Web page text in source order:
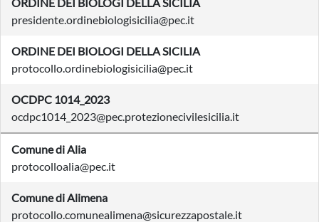
presidente.ordinebiologisicilia@pec.it
ORDINE DEI BIOLOGI DELLA SICILIA
protocollo.ordinebiologisicilia@pec.it
OCDPC 1014_2023
ocdpc1014_2023@pec.protezionecivilesicilia.it
Comune di Alia
protocolloalia@pec.it
Comune di Alimena
protocollo.comunealimena@sicurezzapostale.it